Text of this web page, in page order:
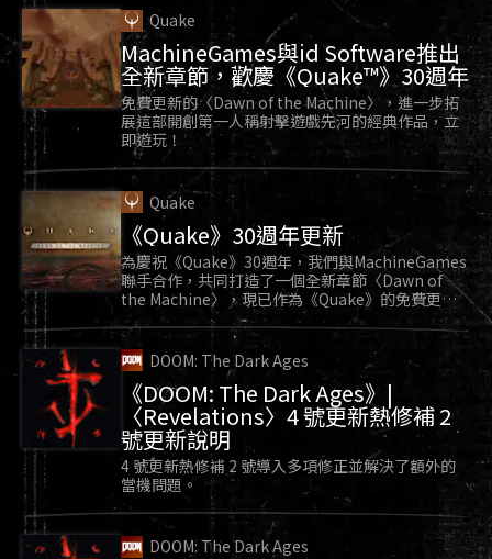
Quake
MachineGames與id Software推出
全新章節，歡慶《Quake™》30週年
免費更新的〈Dawn of the Machine〉，進一步拓
展這部開創第一人稱射擊遊戲先河的經典作品，立
即遊玩！
Quake
《Quake》30週年更新
為慶祝《Quake》30週年，我們與MachineGames
聯手合作，共同打造了一個全新章節〈Dawn of
the Machine〉，現已作為《Quake》的免費更新
推出。
DOOM: The Dark Ages
《DOOM: The Dark Ages》|
〈Revelations〉4 號更新熱修補 2
號更新說明
4 號更新熱修補 2 號導入多項修正並解決了額外的
當機問題。
DOOM: The Dark Ages